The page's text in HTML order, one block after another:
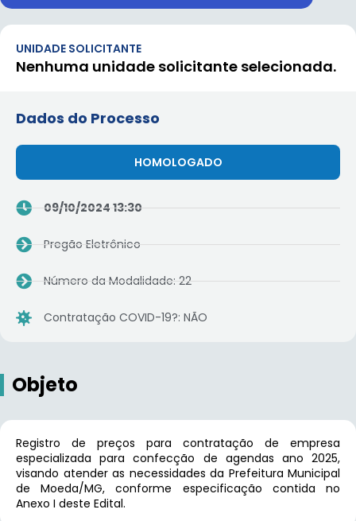
UNIDADE SOLICITANTE
Nenhuma unidade solicitante selecionada.
Dados do Processo
HOMOLOGADO
09/10/2024 13:30
Pregão Eletrônico
Número da Modalidade: 22
Contratação COVID-19?: NÃO
Objeto
Registro de preços para contratação de empresa
especializada para confecção de agendas ano 2025,
visando atender as necessidades da Prefeitura Municipal
de Moeda/MG, conforme especificação contida no
Anexo I deste Edital.